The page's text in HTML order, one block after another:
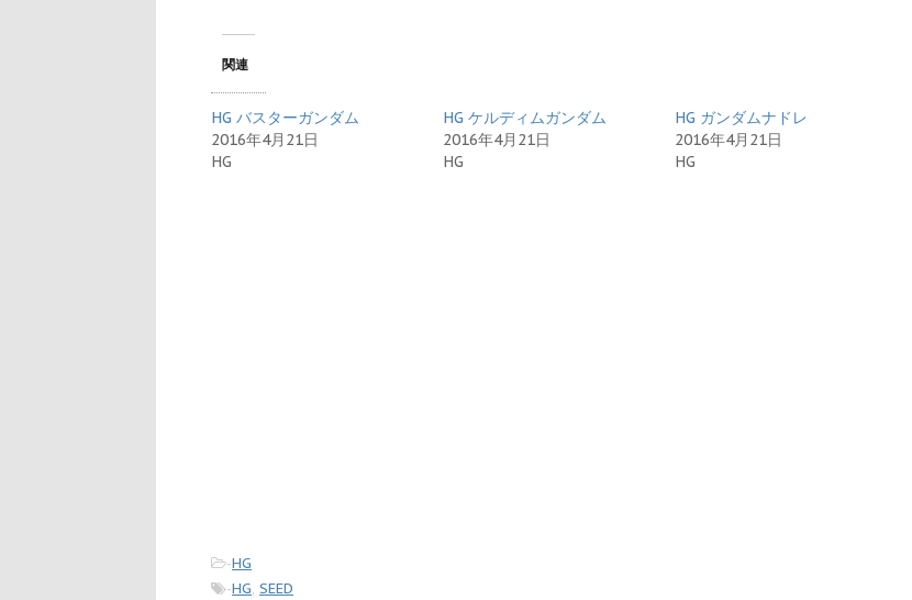
関連
HG バスターガンダム
2016年4月21日
HG
HG ケルディムガンダム
2016年4月21日
HG
HG ガンダムナドレ
2016年4月21日
HG
-HG
-HG, SEED